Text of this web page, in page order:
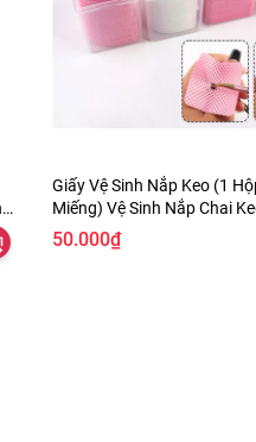
nút đựng keo.
Giấy Vệ Sinh Nắp Keo (1
Miếng) Vệ Sinh Nắp Chai
Bẩn, dùng trong nail cũng
50.000₫